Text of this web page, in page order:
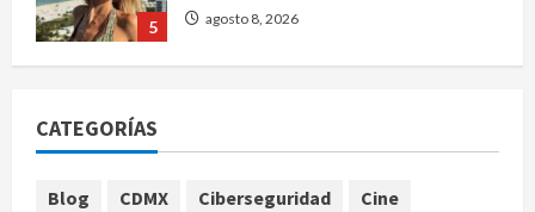
5 agosto 8, 2026
Cuernavaca
CATEGORÍAS
Blog CDMX Ciberseguridad
Cine